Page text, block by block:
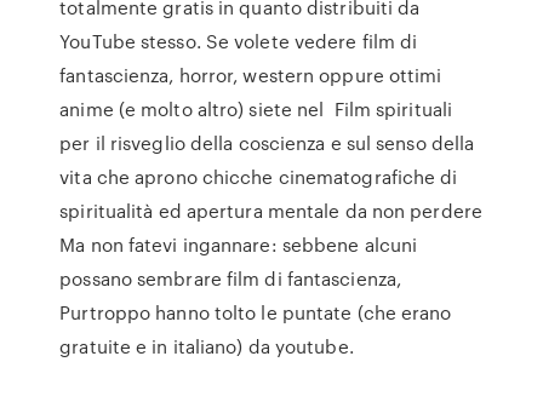
totalmente gratis in quanto distribuiti da
YouTube stesso. Se volete vedere film di
fantascienza, horror, western oppure ottimi
anime (e molto altro) siete nel Film spirituali
per il risveglio della coscienza e sul senso della
vita che aprono chicche cinematografiche di
spiritualità ed apertura mentale da non perdere
Ma non fatevi ingannare: sebbene alcuni
possano sembrare film di fantascienza,
Purtroppo hanno tolto le puntate (che erano
gratuite e in italiano) da youtube.